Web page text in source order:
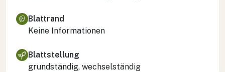
Blattrand
Keine Informationen
Blattstellung
grundständig, wechselständig